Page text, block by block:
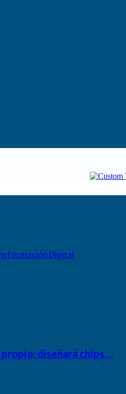
Digital
propio: diseñará chips…